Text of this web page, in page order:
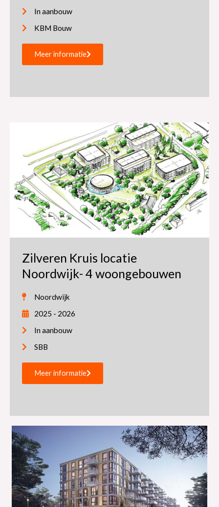
In aanbouw
KBM Bouw
Meer informatie
Zilveren Kruis locatie
Noordwijk- 4 woongebouwen
Noordwijk
2025 - 2026
In aanbouw
SBB
Meer informatie